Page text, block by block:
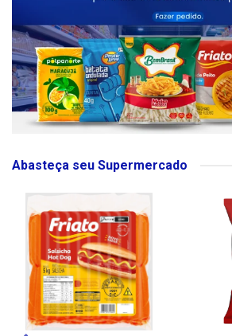
Abasteça seu Supermercado